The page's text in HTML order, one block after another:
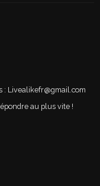
: Livealikefr@gmail.com
au plus vite !